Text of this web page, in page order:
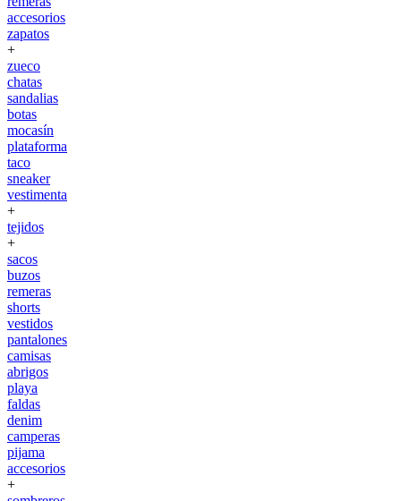
accesorios
zapatos
+
zueco
chatas
sandalias
botas
mocasín
plataforma
taco
sneaker
vestimenta
+
tejidos
+
sacos
buzos
remeras
shorts
vestidos
pantalones
camisas
abrigos
playa
faldas
denim
camperas
pijama
accesorios
+